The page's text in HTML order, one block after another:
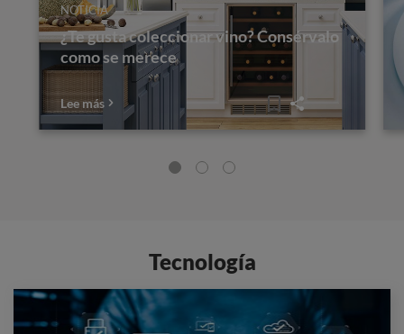
NOTICIA
¿Te gusta coleccionar vino? Consérvalo
como se merece
Lee más
Tecnología